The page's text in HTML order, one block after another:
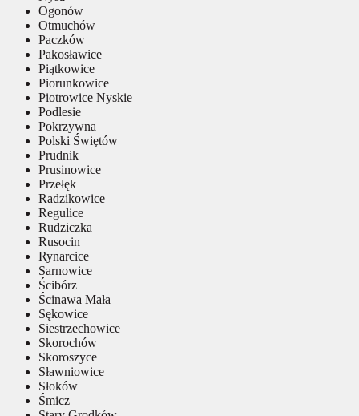
Ogonów
Otmuchów
Paczków
Pakosławice
Piątkowice
Piorunkowice
Piotrowice Nyskie
Podlesie
Pokrzywna
Polski Świętów
Prudnik
Prusinowice
Przełęk
Radzikowice
Regulice
Rudziczka
Rusocin
Rynarcice
Sarnowice
Ścibórz
Ścinawa Mała
Sękowice
Siestrzechowice
Skorochów
Skoroszyce
Sławniowice
Słoków
Śmicz